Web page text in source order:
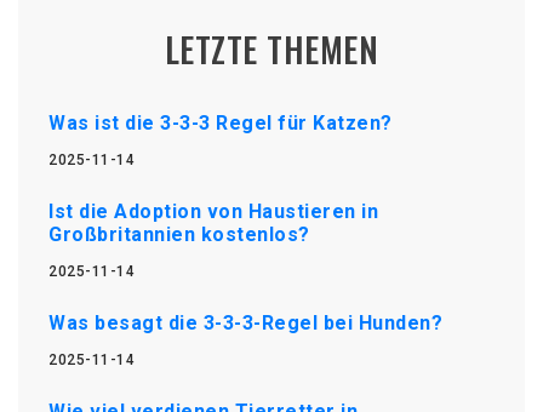
LETZTE THEMEN
Was ist die 3-3-3 Regel für Katzen?
2025-11-14
Ist die Adoption von Haustieren in
Großbritannien kostenlos?
2025-11-14
Was besagt die 3-3-3-Regel bei Hunden?
2025-11-14